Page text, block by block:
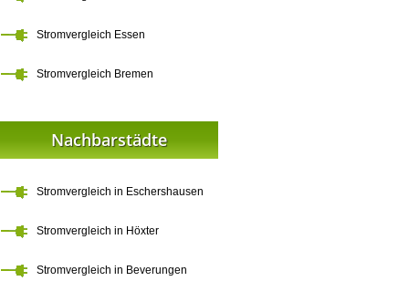
Stromvergleich Essen
Stromvergleich Bremen
Nachbarstädte
Stromvergleich in Eschershausen
Stromvergleich in Höxter
Stromvergleich in Beverungen